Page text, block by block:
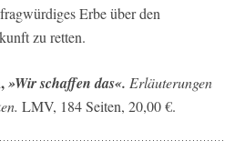
Erbe über den
zu retten.
»Wir schaffen das«. Erläuterungen
LMV, 184 Seiten, 20,00 €.